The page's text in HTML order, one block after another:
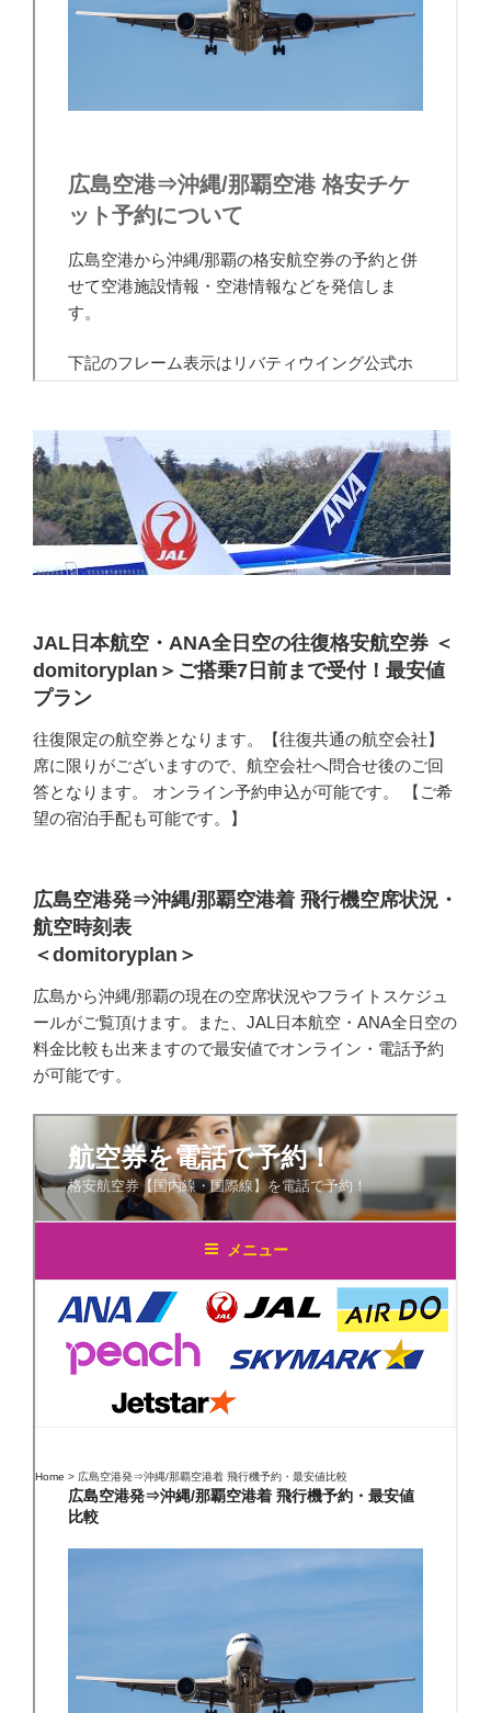
JAL日本航空・ANA全日空の往復格安航空券 ＜
domitoryplan＞ご搭乗7日前まで受付！最安値
プラン
往復限定の航空券となります。【往復共通の航空会社】
席に限りがございますので、航空会社へ問合せ後のご回
答となります。 オンライン予約申込が可能です。 【ご希
望の宿泊手配も可能です。】
広島空港発⇒沖縄/那覇空港着 飛行機空席状況・
航空時刻表
＜domitoryplan＞
広島から沖縄/那覇の現在の空席状況やフライトスケジュ
ールがご覧頂けます。また、JAL日本航空・ANA全日空の
料金比較も出来ますので最安値でオンライン・電話予約
が可能です。